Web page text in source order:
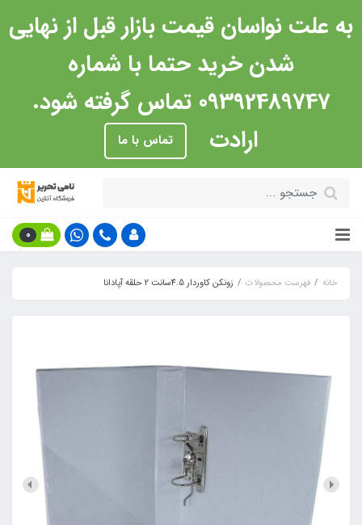
به علت نواسان قیمت بازار قبل از نهایی
شدن خرید حتما با شماره
09392489747 تماس گرفته شود.
ارادت
تماس با ما
0
خانه فهرست محصولات زونکن کاوردار 4.5سانت 2 حلقه آپادانا